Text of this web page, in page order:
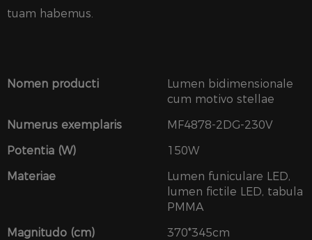
tuam habemus.
Nomen producti
Lumen bidimensionale
cum motivo stellae
Numerus exemplaris
MF4878-2DG-230V
Potentia (W)
150W
Materiae
Lumen funiculare LED,
lumen fictile LED, tabula
PMMA
Magnitudo (cm)
370*345cm